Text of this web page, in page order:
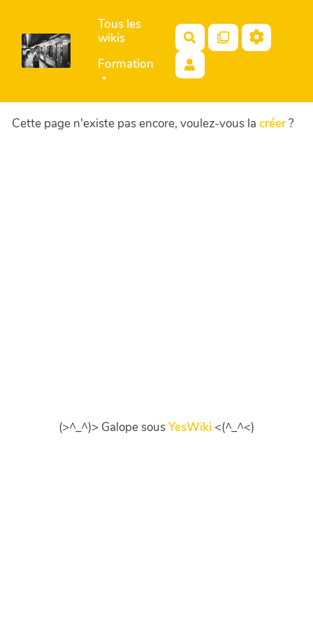
Aller au contenu principal
Tous les
wikis
Formation
Rechercher
Cette page n'existe pas encore, voulez-vous la créer?
(>^_^)> Galope sousYesWiki <(^_^<)